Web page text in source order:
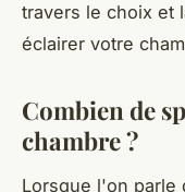
travers le choix et
éclairer votre
Combien de
chambre ?
Lorsque l'on parle